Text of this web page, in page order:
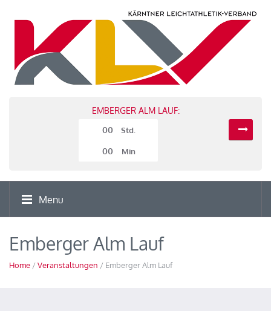
EMBERGER ALM LAUF:
00
Std.
00 Min
Menu
Emberger Alm Lauf
Home /Veranstaltungen / Emberger Alm Lauf